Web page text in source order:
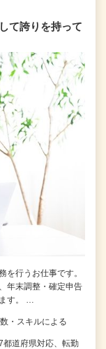
て誇りを持って
を行うお仕事です。
年末調整・確定申告
す。 …
・スキルによる
都道府県対応、転勤